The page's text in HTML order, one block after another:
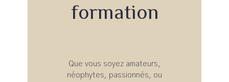
formation
Que vous soyez amateurs,
néophytes, passionnés, ou